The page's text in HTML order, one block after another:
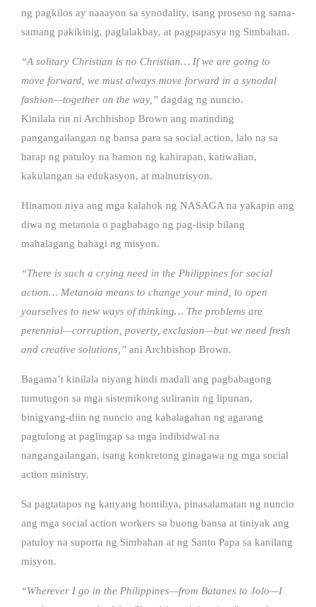
ng pagkilos ay naaayon sa synodality, isang proseso ng sama-
samang pakikinig, paglalakbay, at pagpapasya ng Simbahan.
“A solitary Christian is no Christian… If we are going to
move forward, we must always move forward in a synodal
fashion—together on the way,” dagdag ng nuncio.
Kinilala rin ni Archbishop Brown ang matinding
pangangailangan ng bansa para sa social action, lalo na sa
harap ng patuloy na hamon ng kahirapan, katiwalian,
kakulangan sa edukasyon, at malnutrisyon.
Hinamon niya ang mga kalahok ng NASAGA na yakapin ang
diwa ng metanoia o pagbabago ng pag-iisip bilang
mahalagang bahagi ng misyon.
“There is such a crying need in the Philippines for social
action… Metanoia means to change your mind, to open
yourselves to new ways of thinking… The problems are
perennial—corruption, poverty, exclusion—but we need fresh
and creative solutions,” ani Archbishop Brown.
Bagama’t kinilala niyang hindi madali ang pagbabagong
tumutugon sa mga sistemikong suliranin ng lipunan,
binigyang-diin ng nuncio ang kahalagahan ng agarang
pagtulong at paglingap sa mga indibidwal na
nangangailangan, isang konkretong ginagawa ng mga social
action ministry.
Sa pagtatapos ng kanyang homiliya, pinasalamatan ng nuncio
ang mga social action workers sa buong bansa at tiniyak ang
patuloy na suporta ng Simbahan at ng Santo Papa sa kanilang
misyon.
“Wherever I go in the Philippines—from Batanes to Jolo—I